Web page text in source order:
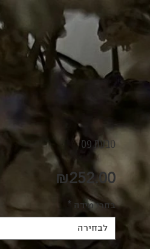
טבעת פס
₪252.00מחיר
בחרי מידה *
לבחירה